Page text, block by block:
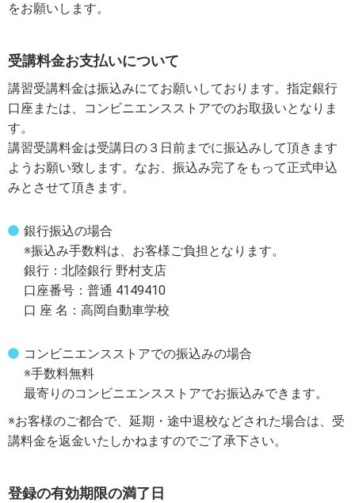
をお願いします。
受講料金お支払いについて
講習受講料金は振込みにてお願いしております。指定銀行
口座または、コンビニエンスストアでのお取扱いとなりま
す。
講習受講料金は受講日の３日前までに振込みして頂きます
ようお願い致します。なお、振込み完了をもって正式申込
みとさせて頂きます。
銀行振込の場合
※振込み手数料は、お客様ご負担となります。
銀行：北陸銀行 野村支店
口座番号：普通 4149410
口 座 名：高岡自動車学校
コンビニエンスストアでの振込みの場合
※手数料無料
最寄りのコンビニエンスストアでお振込みできます。
※お客様のご都合で、延期・途中退校などされた場合は、受
講料金を返金いたしかねますのでご了承下さい。
登録の有効期限の満了日